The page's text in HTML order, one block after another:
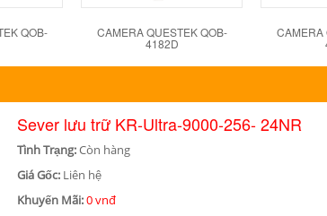
QOB- CAMERA QUESTEK QOB-
4182D
CAMERA
Sever lưu trữ KR-Ultra-9000-256- 24NR
Tình Trạng:Còn hàng
Giá Gốc: Liên hệ
Khuyến Mãi:0 vnđ